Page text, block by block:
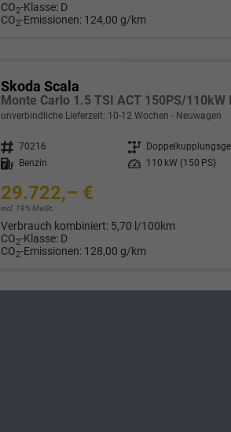
CO2-Klasse: D
CO2-Emissionen: 124,00 g/km
Skoda Scala
unverbindliche Lieferzeit: 10-12 Wochen Neuwagen
Fahrzeugnr. 70216 Getriebe
Kraftstoff
Benzin Leistung 110 kW (150 PS)
29.722,– €
incl. 19% MwSt.
Verbrauch kombiniert: 5,70 l/100km
CO2-Klasse: D
CO2-Emissionen: 128,00 g/km